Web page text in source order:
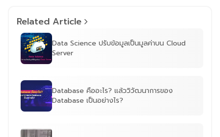
Related Article
Data Science ปรับข้อมูลเป็นมูลค่าบน Cloud
Server
Database คืออะไร? แล้ววิวัฒนาการของ
Database เป็นอย่างไร?